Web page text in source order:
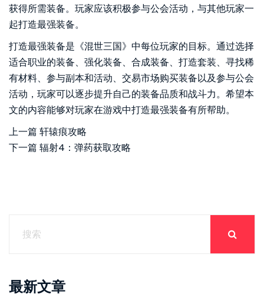
获得所需装备。玩家应该积极参与公会活动，与其他玩家一
起打造最强装备。
打造最强装备是《混世三国》中每位玩家的目标。通过选择
适合职业的装备、强化装备、合成装备、打造套装、寻找稀
有材料、参与副本和活动、交易市场购买装备以及参与公会
活动，玩家可以逐步提升自己的装备品质和战斗力。希望本
文的内容能够对玩家在游戏中打造最强装备有所帮助。
上一篇 轩辕痕攻略
下一篇 辐射4：弹药获取攻略
最新文章